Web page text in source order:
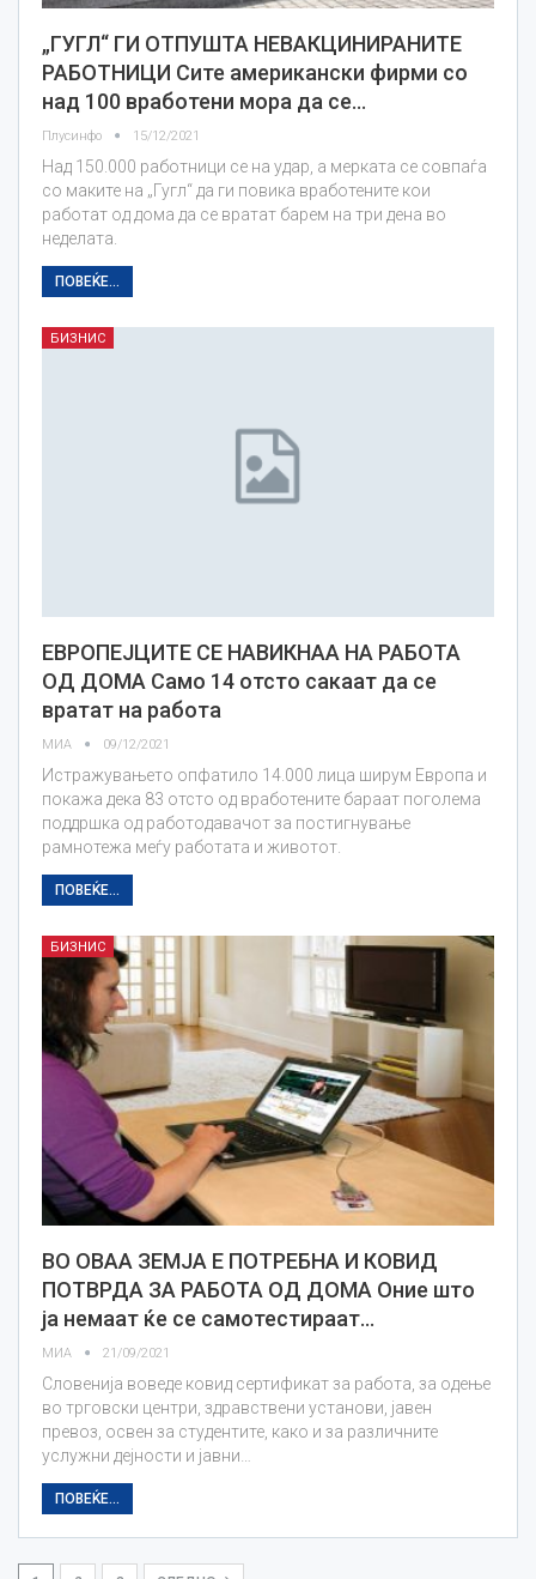
„ГУГЛ“ ГИ ОТПУШТА НЕВАКЦИНИРАНИТЕ
РАБОТНИЦИ Сите американски фирми со
над 100 вработени мора да се…
Плусинфо 15/12/2021
Над 150.000 работници се на удар, а мерката се совпаѓа
со маките на „Гугл“ да ги повика вработените кои
работат од дома да се вратат барем на три дена во
неделата.
ПОВЕЌЕ...
БИЗНИС
ЕВРОПЕЈЦИТЕ СЕ НАВИКНАА НА РАБОТА
ОД ДОМА Само 14 отсто сакаат да се
вратат на работа
МИА 09/12/2021
Истражувањето опфатило 14.000 лица ширум Европа и
покажа дека 83 отсто од вработените бараат поголема
поддршка од работодавачот за постигнување
рамнотежа меѓу работата и животот.
ПОВЕЌЕ...
БИЗНИС
ВО ОВАА ЗЕМЈА Е ПОТРЕБНА И КОВИД
ПОТВРДА ЗА РАБОТА ОД ДОМА Оние што
ја немаат ќе се самотестираат…
МИА 21/09/2021
Словенија воведе ковид сертификат за работа, за одење
во трговски центри, здравствени установи, јавен
превоз, освен за студентите, како и за различните
услужни дејности и јавни…
ПОВЕЌЕ...